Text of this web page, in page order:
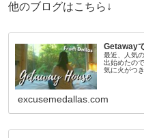
他のブログはこちら↓
Getaway
最近、人気
出始めたの
気に火がつ
excusemedallas.com